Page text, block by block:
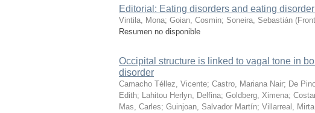
Editorial: Eating disorders and eating
Vintila, Mona; Goian, Cosmin; Soneira, Sebastián (
Resumen no disponible
Occipital structure is linked to vagal tone in
disorder
Camacho Téllez, Vicente; Castro, Mariana Nair; De
Edith; Lahitou Herlyn, Delfina; Goldberg, Ximena;
Mas, Carles; Guinjoan, Salvador Martín; Villarreal,